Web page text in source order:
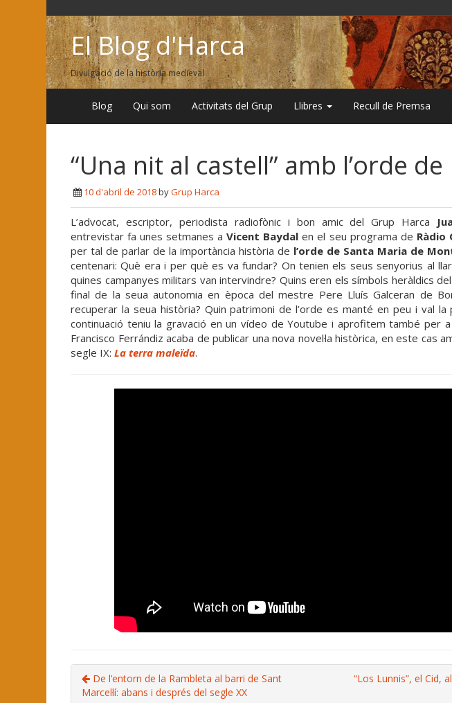
El Blog d'Harca
Divulgació de la història medieval
Blog Qui som Activitats del Grup Llibres Recull de Premsa
“Una nit al castell” amb l’orde
10 d'abril de 2018byGrup Harca
L’advocat, escriptor, periodista radiofònic i bon amic del Grup Harca
entrevistar fa unes setmanes aVicent Baydal en el seu programa de Ràdio
per tal de parlar de la importància història de l’orde de Santa Maria de
centenari: Què era i per què es va fundar? On tenien els seus senyorius al
quines campanyes militars van intervindre? Quins eren els símbols heràldics
final de la seua autonomia en època del mestre Pere Lluís Galceran de
recuperar la seua història? Quin patrimoni de l’orde es manté en peu i val la
continuació teniu la gravació en un vídeo de Youtube i aprofitem també per
Francisco Ferrándiz acaba de publicar una nova novel·la històrica, en este cas
segle IX: La terra maleïda.
De l’entorn de la Rambleta al barri de Sant
Marcel·lí: abans i després del segle XX
“Los Lunnis”, el Cid,